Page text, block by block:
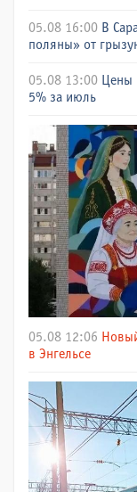
05.08 16:00 В
поляны» от
05.08 13:00 Цены
5% за июль
05.08 12:06
в Энгельсе